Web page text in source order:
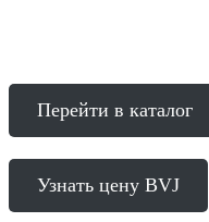
Перейти в каталог
Узнать цену BVJ